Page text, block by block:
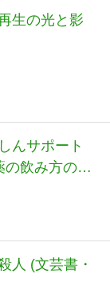
生の光と影
んサポート
の飲み方のコ
人 (文芸書・